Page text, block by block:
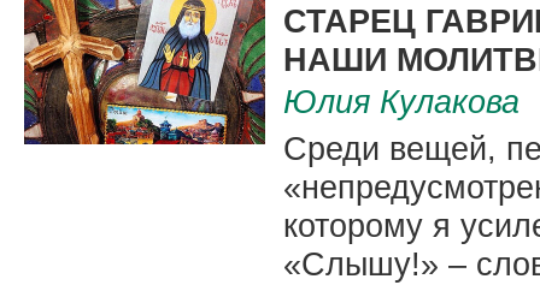
СТАРЕЦ
НАШИ
Юлия Кулакова
Среди вещей,
которому я
«Слышу!» –